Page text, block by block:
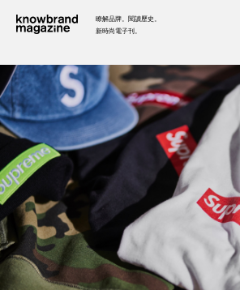
瞭解品牌。閱讀歷史。
新時尚電子刊。
FEATURE
HISTORY
ABOUT
SEARCH